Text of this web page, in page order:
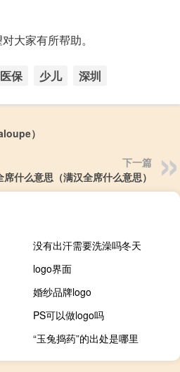
大家有所帮助。
医保 少儿 深圳
）
下一篇
什么意思（满汉全席什么意思）
没有出汗需要洗澡吗冬天
logo界面
婚纱品牌logo
PS可以做logo吗
“玉兔捣药”的出处是哪里